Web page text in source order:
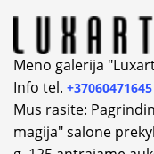
Meno galerija
Info tel. +37060471645
Mus rasite:
magija" salone